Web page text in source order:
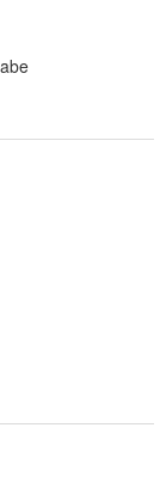
Safe Lake-